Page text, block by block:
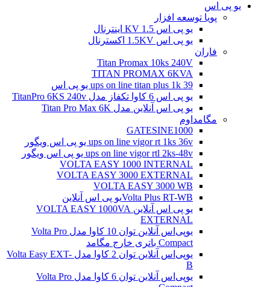
یو پی اس
پویا توسعه افزار
یو پی اس 1.5 KV اینترنال
یو پی اس 1.5KV اکسترنال
فاران
Titan Promax 10ks 240V
TITAN PROMAX 6KVA
ups on line titan plus 1k 39 یو پی اس
یو پی اس 6 کاوا تکفاز مدل TitanPro 6KS 240v
یو پی اس آنلاین مدل Titan Pro Max 6K
مگامداوم
GATESINE1000
ups on line vigor rt 1ks 36v یو پی اس ویگور
ups on line vigor rtl 2ks-48v یو پی اس ویگور
VOLTA EASY 1000 INTERNAL
VOLTA EASY 3000 EXTERNAL
VOLTA EASY 3000 WB
Volta Plus RT-WBیو پی اس آنلاین
یو پی اس آنلاین VOLTA EASY 1000VA
EXTERNAL
یو‌پی‌اس آنلاین توان 10 کاوا مدل Volta Pro
Compact باتری خارج مگامد
یو‌پی‌اس آنلاین توان 2 کاوا مدل Volta Easy EXT-
B
یو‌پی‌اس آنلاین توان 6 کاوا مدل Volta Pro